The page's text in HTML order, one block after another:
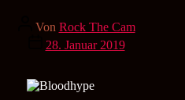
Beitragsautor
Von Rock The Cam
Veröffentlichungsdatum
28. Januar 2019